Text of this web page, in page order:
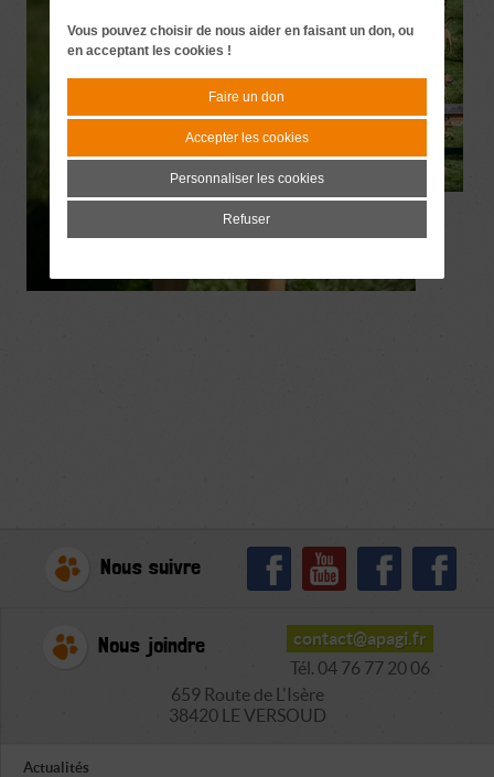
Nous suivre
Nous joindre
contact@apagi.fr
Tél. 04 76 77 20 06
659 Route de L'Isère
38420 LE VERSOUD
Actualités
Vous pouvez choisir de nous aider en faisant un don, ou
en acceptant les cookies !
Faire un don
Accepter les cookies
Personnaliser les cookies
Refuser